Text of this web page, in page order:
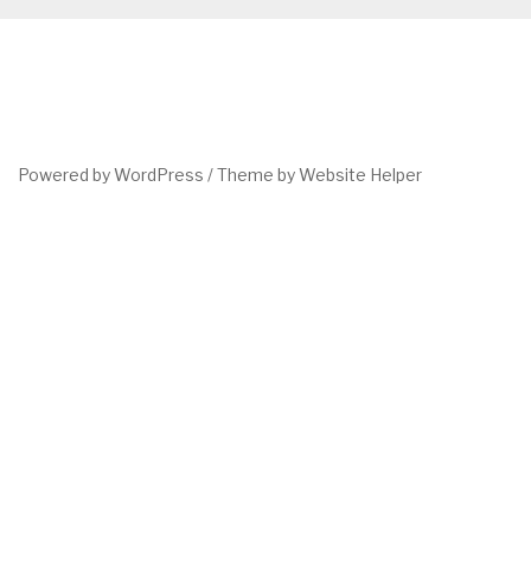
Powered by WordPress /Theme by Website Helper